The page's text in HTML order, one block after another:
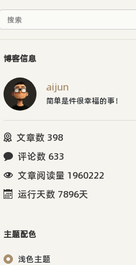
博客信息
aijun
简单是件很幸福的事！
文章数 398
评论数 633
文章阅读量 1960222
运行天数 7896天
主题配色
浅色主题